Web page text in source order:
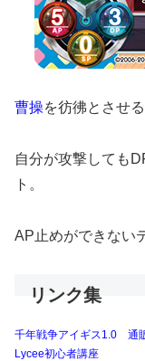
曹操を彷彿とさせ
自分が攻撃しても
ト。
AP止めができない
リンク集
千年戦争アイギス1.0 通
Lycee初心者講座